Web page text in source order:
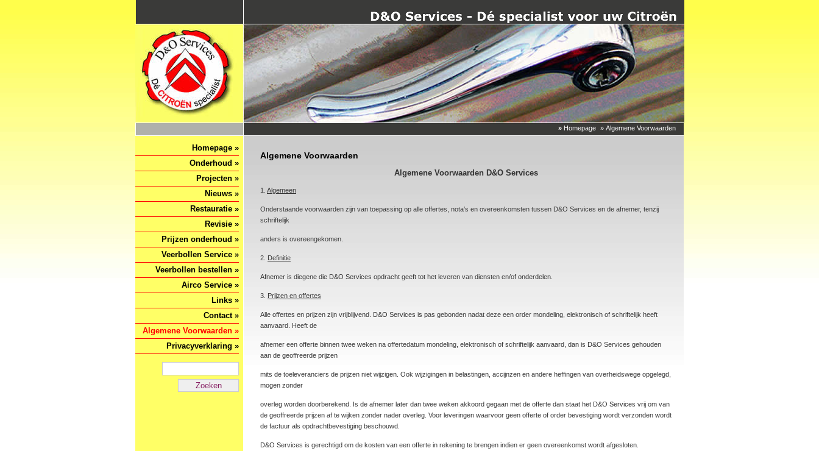
» Homepage » Algemene Voorwaarden
Homepage »
Onderhoud »
Projecten »
Nieuws »
Restauratie »
Revisie »
Prijzen onderhoud »
Veerbollen Service »
Veerbollen bestellen »
Airco Service »
Links »
Contact »
Algemene Voorwaarden »
Privacyverklaring »
Algemene Voorwaarden
Algemene Voorwaarden D&O Services
1. Algemeen
Onderstaande voorwaarden zijn van toepassing op alle offertes, nota’s en overeenkomsten tussen D&O Services en de afnemer, tenzij
schriftelijk
anders is overeengekomen.
2. Definitie
Afnemer is diegene die D&O Services opdracht geeft tot het leveren van diensten en/of onderdelen.
3. Prijzen en offertes
Alle offertes en prijzen zijn vrijblijvend. D&O Services is pas gebonden nadat deze een order mondeling, elektronisch of schriftelijk heeft
aanvaard. Heeft de
afnemer een offerte binnen twee weken na offertedatum mondeling, elektronisch of schriftelijk aanvaard, dan is D&O Services gehouden
aan de geoffreerde prijzen
mits de toeleveranciers de prijzen niet wijzigen. Ook wijzigingen in belastingen, accijnzen en andere heffingen van overheidswege opgelegd,
mogen zonder
overleg worden doorberekend. Is de afnemer later dan twee weken akkoord gegaan met de offerte dan staat het D&O Services vrij om van
de geoffreerde prijzen af te wijken zonder nader overleg. Voor leveringen waarvoor geen offerte of order bevestiging wordt verzonden wordt
de factuur als opdrachtbevestiging beschouwd.
D&O Services is gerechtigd om de kosten van een offerte in rekening te brengen indien er geen overeenkomst wordt afgesloten.